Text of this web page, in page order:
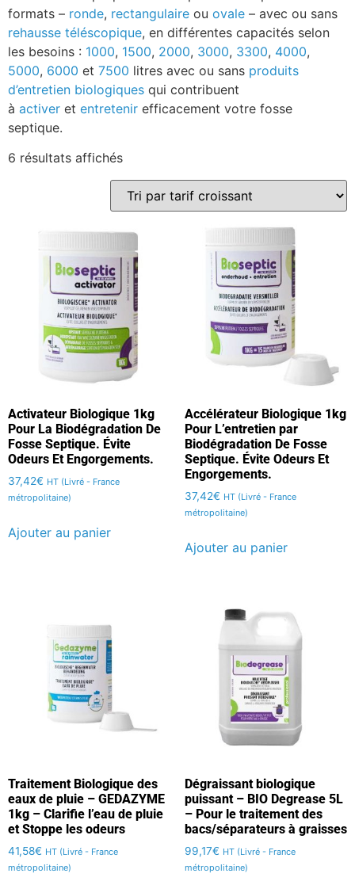
formats – ronde, rectangulaire ou ovale – avec ou sans
rehausse téléscopique, en différentes capacités selon
les besoins : 1000, 1500, 2000, 3000, 3300, 4000,
5000, 6000 et 7500 litres avec ou sans produits
d’entretien biologiques qui contribuent
à activer et entretenir efficacement votre fosse
septique.
6 résultats affichés
Activateur Biologique 1kg
Pour La Biodégradation De
Fosse Septique. Évite
Odeurs Et Engorgements.
37,42€ HT (Livré - France
métropolitaine)
Ajouter au panier
Accélérateur Biologique 1kg
Pour L’entretien par
Biodégradation De Fosse
Septique. Évite Odeurs Et
Engorgements.
37,42€ HT (Livré - France
métropolitaine)
Ajouter au panier
Traitement Biologique des
eaux de pluie – GEDAZYME
1kg – Clarifie l’eau de pluie
et Stoppe les odeurs
41,58€ HT (Livré - France
métropolitaine)
Dégraissant biologique
puissant – BIO Degrease 5L
– Pour le traitement des
bacs/séparateurs à graisses
99,17€ HT (Livré - France
métropolitaine)